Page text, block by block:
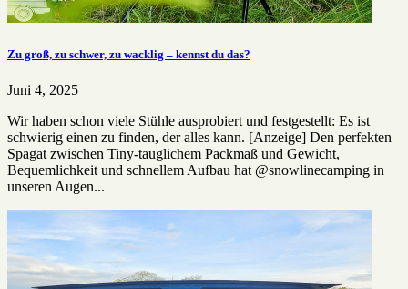
Zu groß, zu schwer, zu wacklig – kennst du das?
Juni 4, 2025
Wir haben schon viele Stühle ausprobiert und festgestellt: Es ist
schwierig einen zu finden, der alles kann. [Anzeige] Den perfekten
Spagat zwischen Tiny-tauglichem Packmaß und Gewicht,
Bequemlichkeit und schnellem Aufbau hat @snowlinecamping in
unseren Augen...